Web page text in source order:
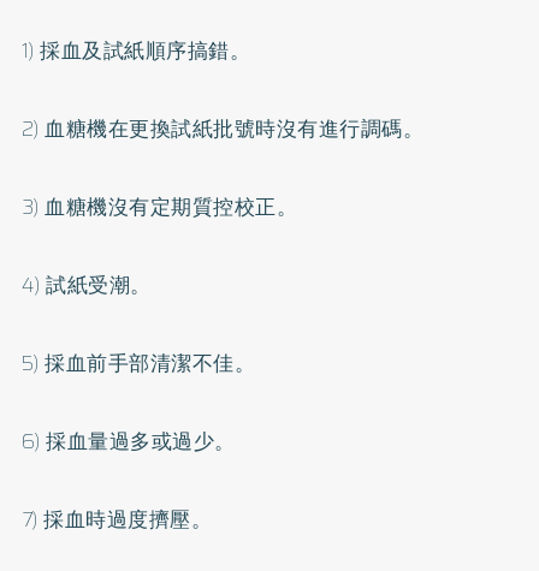
1) 採血及試紙順序搞錯。
2) 血糖機在更換試紙批號時沒有進行調碼。
3) 血糖機沒有定期質控校正。
4) 試紙受潮。
5) 採血前手部清潔不佳。
6) 採血量過多或過少。
7) 採血時過度擠壓。